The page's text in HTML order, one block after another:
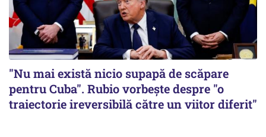
"Nu mai există nicio supapă de scăpare
pentru Cuba". Rubio vorbește despre "o
traiectorie ireversibilă către un viitor diferit"